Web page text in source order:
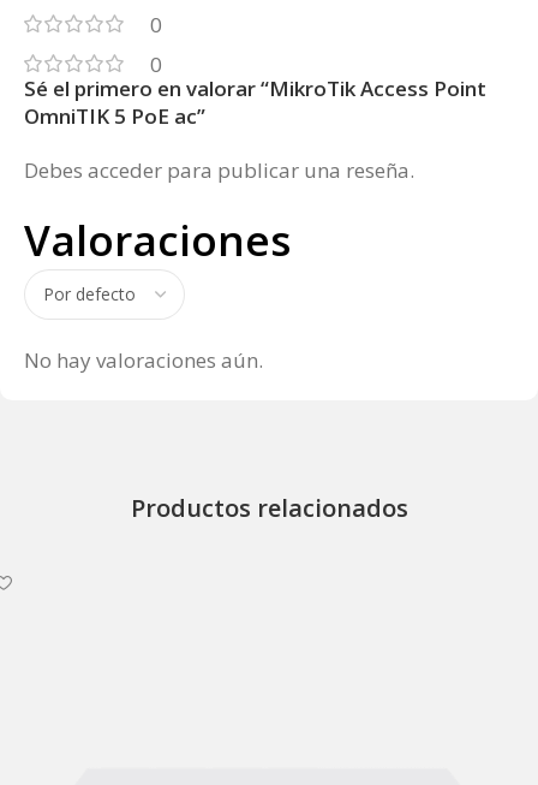
0
0
Valoraciones
No hay valoraciones aún.
Sé el primero en valorar “MikroTik Access Point
OmniTIK 5 PoE ac”
Debes acceder para publicar una reseña.
Productos relacionados